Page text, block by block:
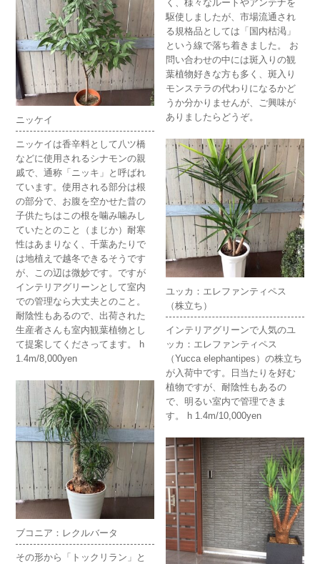
く、様々なルートやアンテナを
駆使しましたが、市場流通され
る規格品としては「国内枯渇」
という線で落ち着きました。 お
問い合わせの中には斑入りの観
葉植物好きな方も多く、斑入り
モンステラの代わりになるかど
うか分かりませんが、ご興味が
ありましたらどうぞ。
ニッケイ
ニッケイは香辛料として八ツ橋
などに使用されるシナモンの親
戚で、通称「ニッキ」と呼ばれ
ています。使用される部分は根
の部分で、お腹を空かせた昔の
子供たちはこの根を噛み噛みし
ていたとのこと（まじか）耐寒
性はあまりなく、千葉あたりで
は地植えで越冬できるそうです
が、この辺は微妙です。ですが
インテリアグリーンとして室内
での管理なら大丈夫とのこと。
耐陰性もあるので、出荷された
生産者さんも室内観葉植物とし
て提案してくださってます。 h
1.4m/8,000yen
ユッカ：エレファンティペス
（株立ち）
インテリアグリーンで人気のユ
ッカ：エレファンティペス
（Yucca elephantipes ）の株立ち
が入荷中です。日当たりを好む
植物ですが、耐陰性もあるの
で、明るい室内で管理できま
す。 h 1.4m/10,000yen
ブコニア：レクルバータ
その形から「トックリラン」と